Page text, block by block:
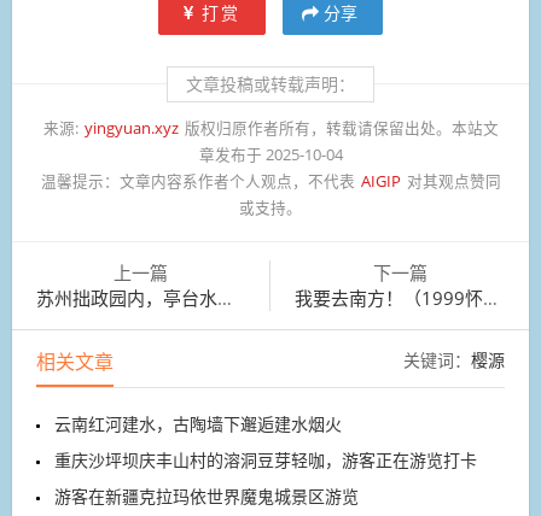
打赏 分享
文章投稿或转载声明：
来源: yingyuan.xyz 版权归原作者所有，转载请保留出处。本站文
章发布于 2025-10-04
温馨提示： 文章内容系作者个人观点，不代表 AIGIP 对其观点赞同
或支持。
上一篇
苏州拙政园内，亭台水榭倒映在如镜的碧波中
下一篇
我要去南方！（1999怀旧版）
相关文章 关键词： 樱源
云南红河建水，古陶墙下邂逅建水烟火
重庆沙坪坝庆丰山村的溶洞豆芽轻咖，游客正在游览打卡
游客在新疆克拉玛依世界魔鬼城景区游览